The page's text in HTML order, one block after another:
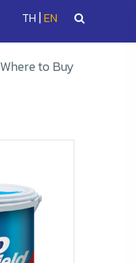
TH |EN
Where to Buy